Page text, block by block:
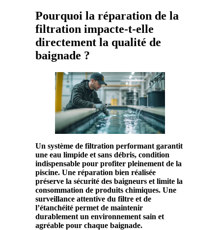
Pourquoi la réparation de la
filtration impacte-t-elle
directement la qualité de
baignade ?
Un système de filtration performant garantit
une eau limpide et sans débris, condition
indispensable pour profiter pleinement de la
piscine. Une réparation bien réalisée
préserve la sécurité des baigneurs et limite la
consommation de produits chimiques. Une
surveillance attentive du filtre et de
l’étanchéité permet de maintenir
durablement un environnement sain et
agréable pour chaque baignade.